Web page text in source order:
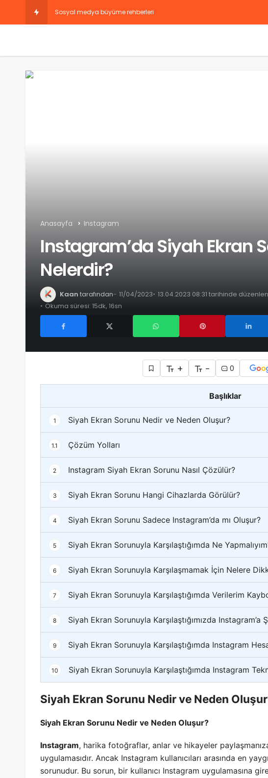
Sosyal medya büyüme rehberleri
Anasayfa Instagram
Instagram’da Siyah Ekran
Nelerdir?
Kaan tarafından 11/04/2023 13.04.2023 08:31 tarihinde
Okuma süresi: 15dk, 16sn
+ - 0
Başlıklar
1 Siyah Ekran Sorunu Nedir ve Neden Oluşur?
1.1 Çözüm Yolları
2 Instagram Siyah Ekran Sorunu Nasıl Çözülür?
3 Siyah Ekran Sorunu Hangi Cihazlarda Görülür?
4 Siyah Ekran Sorunu Sadece Instagram’da mı Oluşur?
5 Siyah Ekran Sorunuyla Karşılaştığımda Ne
6 Siyah Ekran Sorunuyla Karşılaşmamak İçin Nelere
7 Siyah Ekran Sorunuyla Karşılaştığımda Verilerim
8 Siyah Ekran Sorunuyla Karşılaştığımızda
9 Siyah Ekran Sorunuyla Karşılaştığımda Instagram
10 Siyah Ekran Sorunuyla Karşılaştığımda Instagram
Siyah Ekran Sorunu Nedir ve Neden
Siyah Ekran Sorunu Nedir ve Neden Oluşur?
Instagram, harika fotoğraflar, anlar ve hikayeler
uygulamasıdır. Ancak Instagram kullanıcıları arasında en
sorunudur. Bu sorun, bir kullanıcı Instagram uygulamasına